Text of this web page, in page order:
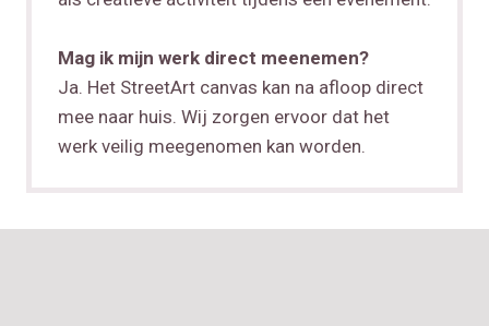
Mag ik mijn werk direct meenemen?
Ja. Het StreetArt canvas kan na afloop direct
mee naar huis. Wij zorgen ervoor dat het
werk veilig meegenomen kan worden.